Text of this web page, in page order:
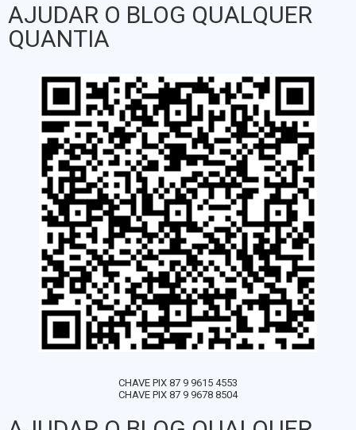
AJUDAR O BLOG QUALQUER
QUANTIA
CHAVE PIX 87 9 9615 4553
CHAVE PIX 87 9 9678 8504